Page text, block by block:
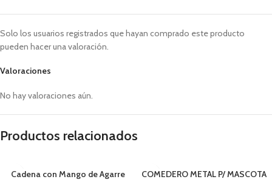
Valoraciones
No hay valoraciones aún.
Solo los usuarios registrados que hayan comprado este producto
pueden hacer una valoración.
Productos relacionados
Cadena con Mango de Agarre
COMEDERO METAL P/ MASCOTA